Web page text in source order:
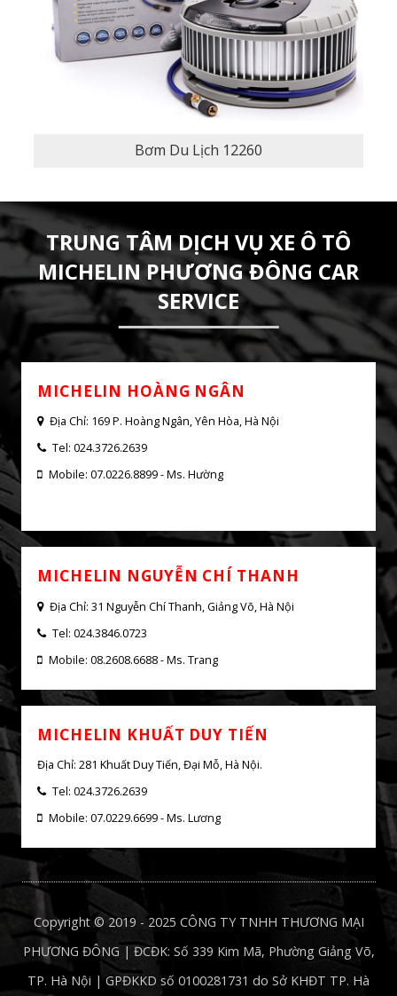
SẢN PHẨM CÙNG
Bơm Du Lịch 12266
Bơm Du Lịch 12260
TRUNG TÂM DỊCH VỤ XE Ô TÔ
MICHELIN PHƯƠNG ĐÔNG CAR
MICHELIN HOÀNG NGÂN
Địa Chỉ: 169 P. Hoàng Ngân, Yên Hòa, Hà Nội
Tel: 024.3726.2639
Mobile: 07.0226.8899 - Ms. Hường